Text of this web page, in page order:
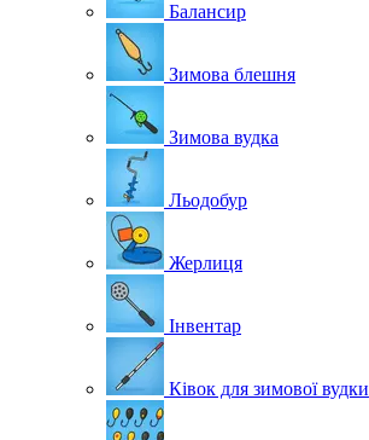
Балансир
Зимова блешня
Зимова вудка
Льодобур
Жерлиця
Інвентар
Ківок для зимової вудки